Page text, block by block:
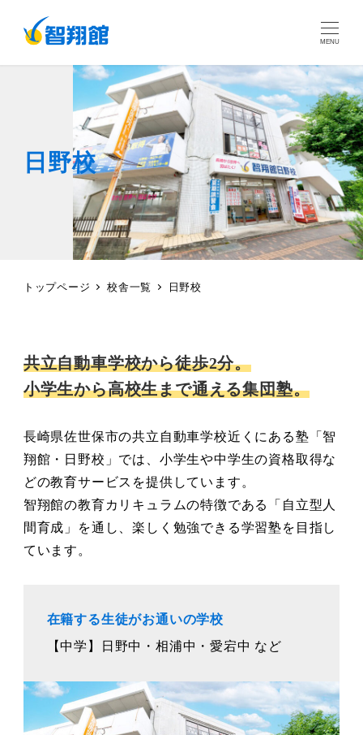
MENU
日野校
トップページ 校舎一覧 日野校
共立自動車学校から徒歩2分。
小学生から高校生まで通える集団塾。
長崎県佐世保市の共立自動車学校近くにある塾「智
翔館・日野校」では、小学生や中学生の資格取得な
どの教育サービスを提供しています。
智翔館の教育カリキュラムの特徴である「自立型人
間育成」を通し、楽しく勉強できる学習塾を目指し
ています。
在籍する生徒がお通いの学校
【中学】日野中・相浦中・愛宕中 など